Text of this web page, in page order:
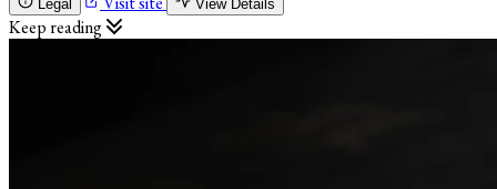
Legal View Details
Keep reading